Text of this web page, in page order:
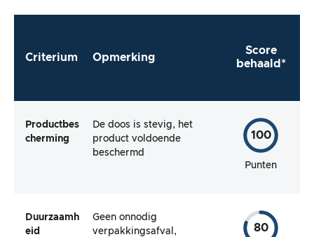
product meteen te gebruiken?
Criterium Opmerking
Score
behaald*
Productbes
cherming
De doos is stevig, het
product voldoende
beschermd
100
Punten
Duurzaamh
eid
Geen onnodig
verpakkingsafval,
80